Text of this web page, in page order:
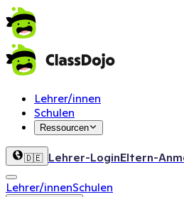
Lehrer/innen
Schulen
Ressourcen
🇩🇪 Lehrer-LoginEltern-
Lehrer/innenSchulen